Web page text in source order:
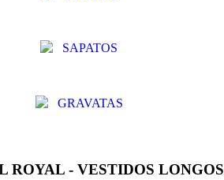
SAPATOS
GRAVATAS
ROYAL - VESTIDOS LONGOS